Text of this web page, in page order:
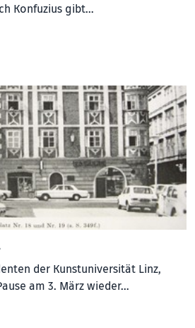
Konfuzius gibt…
der Kunstuniversität Linz,
am 3. März wieder…